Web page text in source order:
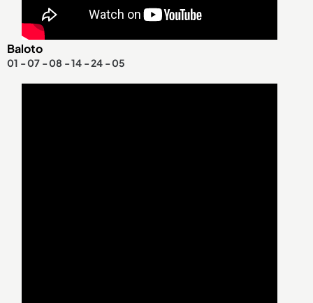
Baloto
01 - 07 - 08 - 14 - 24 - 05